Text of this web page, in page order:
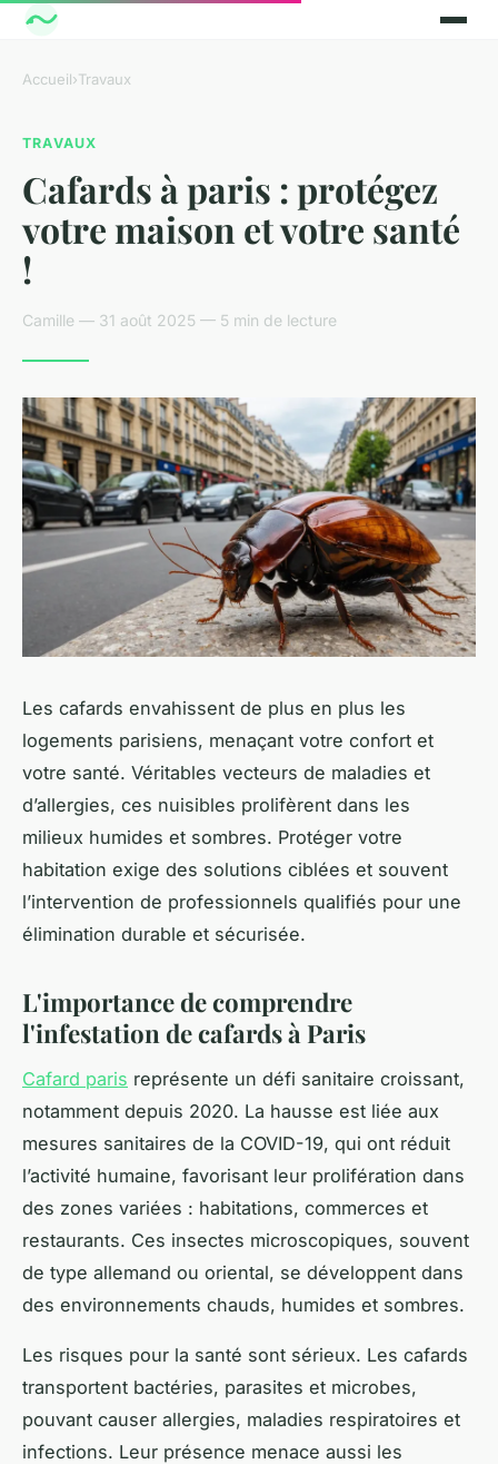
Accueil›Travaux
TRAVAUX
Cafards à paris : protégez
votre maison et votre santé
!
Camille — 31 août 2025 — 5 min de lecture
Les cafards envahissent de plus en plus les
logements parisiens, menaçant votre confort et
votre santé. Véritables vecteurs de maladies et
d’allergies, ces nuisibles prolifèrent dans les
milieux humides et sombres. Protéger votre
habitation exige des solutions ciblées et souvent
l’intervention de professionnels qualifiés pour une
élimination durable et sécurisée.
L'importance de comprendre
l'infestation de cafards à Paris
Cafard paris représente un défi sanitaire croissant,
notamment depuis 2020. La hausse est liée aux
mesures sanitaires de la COVID-19, qui ont réduit
l’activité humaine, favorisant leur prolifération dans
des zones variées : habitations, commerces et
restaurants. Ces insectes microscopiques, souvent
de type allemand ou oriental, se développent dans
des environnements chauds, humides et sombres.
Les risques pour la santé sont sérieux. Les cafards
transportent bactéries, parasites et microbes,
pouvant causer allergies, maladies respiratoires et
infections. Leur présence menace aussi les